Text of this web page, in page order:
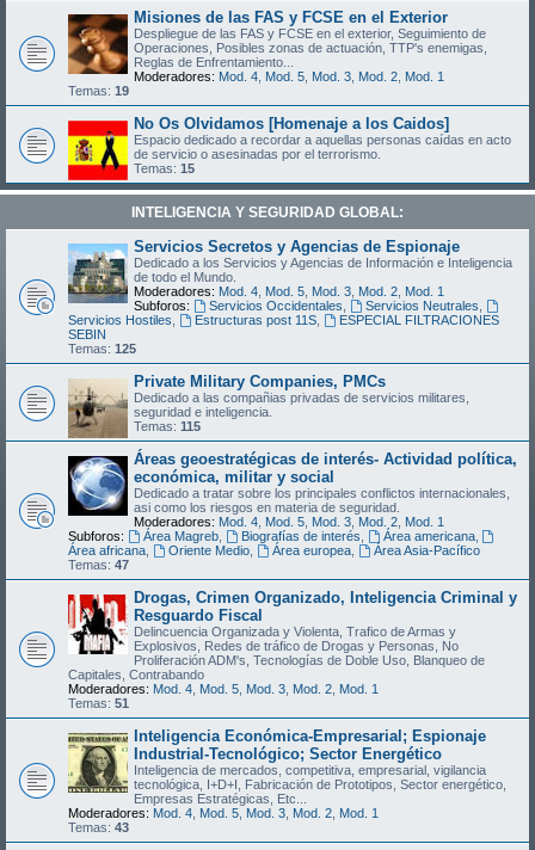
Misiones de las FAS y FCSE en el Exterior
Despliegue de las FAS y FCSE en el exterior, Seguimiento de
Operaciones, Posibles zonas de actuación, TTP's enemigas,
Reglas de Enfrentamiento...
Moderadores: Mod. 4 Mod. 5 Mod. 3 Mod. 2 Mod. 1
Temas: 19
No Os Olvidamos [Homenaje a los Caidos]
Espacio dedicado a recordar a aquellas personas caídas en acto
de servicio o asesinadas por el terrorismo.
Temas: 15
INTELIGENCIA Y SEGURIDAD GLOBAL:
Servicios Secretos y Agencias de Espionaje
Dedicado a los Servicios y Agencias de Información e Inteligencia
de todo el Mundo.
Moderadores: Mod. 4 Mod. 5 Mod. 3 Mod. 2 Mod. 1
Subforos:
Servicios Occidentales Servicios Neutrales
Servicios Hostiles
Estructuras post 11S,
ESPECIAL FILTRACIONES
SEBIN
Temas: 125
Private Military Companies, PMCs
Dedicado a las compañias privadas de servicios militares,
seguridad e inteligencia.
Temas: 115
Áreas geoestratégicas de interés- Actividad política,
económica, militar y social
Dedicado a tratar sobre los principales conflictos internacionales,
asi como los riesgos en materia de seguridad.
Moderadores: Mod. 4 Mod. 5 Mod. 3 Mod. 2 Mod. 1
Subforos:
Área Magreb, Biografías de interés Área americana,
Área africana
Oriente Medio, Área europea,
Área Asia-Pacífico
Temas: 47
Drogas, Crimen Organizado, Inteligencia Criminal y
Resguardo Fiscal
Delincuencia Organizada y Violenta, Trafico de Armas y
Explosivos, Redes de tráfico de Drogas y Personas, No
Proliferación ADM's, Tecnologías de Doble Uso, Blanqueo de
Capitales, Contrabando
Moderadores: Mod. 4 Mod. 5 Mod. 3 Mod. 2 Mod. 1
Temas: 51
Inteligencia Económica-Empresarial; Espionaje
Industrial-Tecnológico; Sector Energético
Inteligencia de mercados, competitiva, empresarial, vigilancia
tecnológica, I+D+I, Fabricación de Prototipos, Sector energético,
Empresas Estratégicas, Etc...
Moderadores: Mod. 4 Mod. 5 Mod. 3 Mod. 2 Mod. 1
Temas: 43